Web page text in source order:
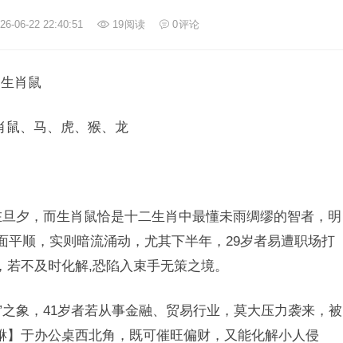
06-22 22:40:51 19阅读 0评论
肖鼠
鼠、马、虎、猴、龙
夕，而生肖鼠恰是十二生肖中最懂未雨绸缪的智者，明
平顺，实则暗流涌动，尤其下半年，29岁者易遭职场打
不及时化解,恐陷入束手无策之境。
象，41岁者若从事金融、贸易行业，莫大压力袭来，被
于办公桌西北角，既可催旺偏财，又能化解小人侵